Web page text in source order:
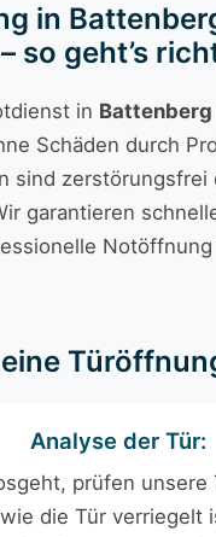
in
so geht’s
in Battenberg
Schäden durch
sind zerstörungsfrei
garantieren
Notöffnung
Analyse der Tür:
prüfen unsere
die Tür verriegelt